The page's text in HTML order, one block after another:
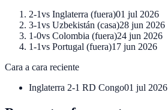
2-1vs Inglaterra (fuera)01 jul 2026
3-1vs Uzbekistán (casa)28 jun 2026
1-0vs Colombia (fuera)24 jun 2026
1-1vs Portugal (fuera)17 jun 2026
Cara a cara reciente
Inglaterra 2-1 RD Congo01 jul 2026